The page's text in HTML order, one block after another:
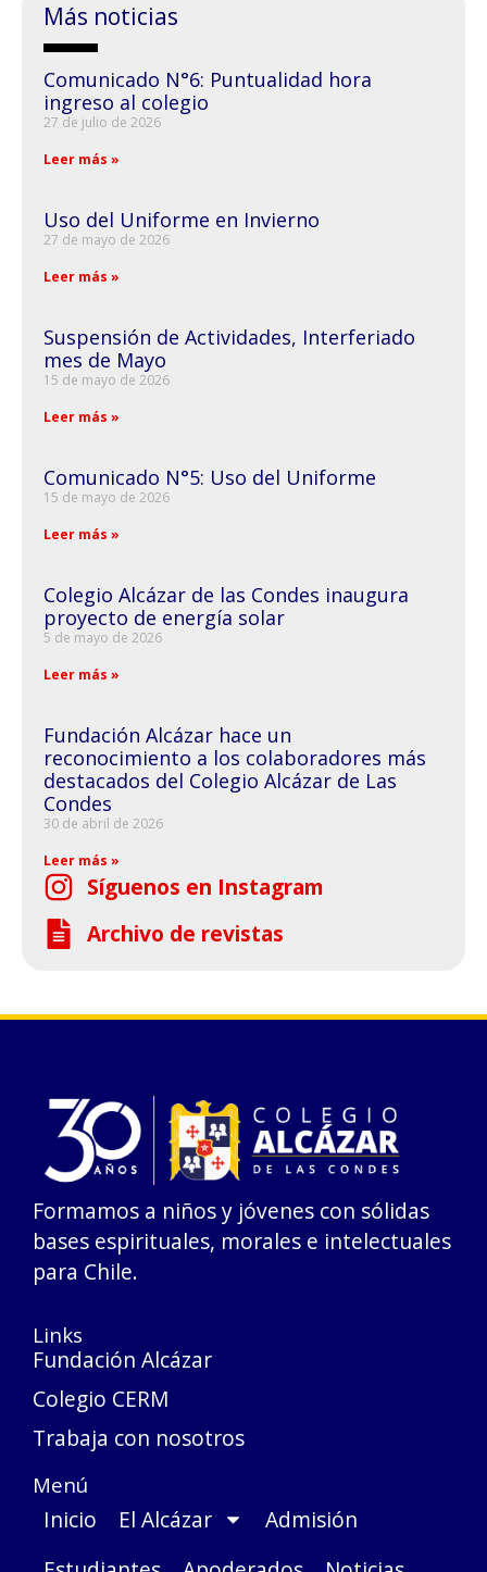
Más noticias
Comunicado N°6: Puntualidad hora
ingreso al colegio
27 de julio de 2026
Leer más »
Uso del Uniforme en Invierno
27 de mayo de 2026
Leer más »
Suspensión de Actividades, Interferiado
mes de Mayo
15 de mayo de 2026
Leer más »
Comunicado N°5: Uso del Uniforme
15 de mayo de 2026
Leer más »
Colegio Alcázar de las Condes inaugura
proyecto de energía solar
5 de mayo de 2026
Leer más »
Fundación Alcázar hace un
reconocimiento a los colaboradores más
destacados del Colegio Alcázar de Las
Condes
30 de abril de 2026
Leer más »
Síguenos en Instagram
Archivo de revistas
Formamos a niños y jóvenes con sólidas
bases espirituales, morales e intelectuales
para Chile.
Links
Fundación Alcázar
Colegio CERM
Trabaja con nosotros
Menú
Inicio El Alcázar
Admisión